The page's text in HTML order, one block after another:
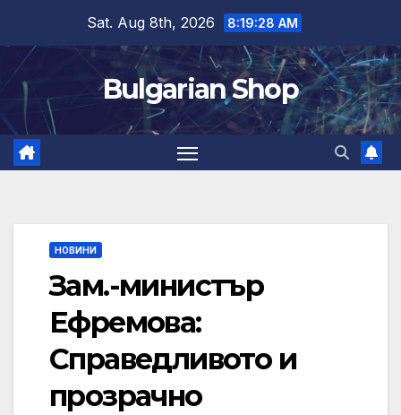
content
Sat. Aug 8th, 2026 8:19:29 AM
Bulgarian Shop
НОВИНИ
Зам.-министър
Ефремова:
Справедливото и
прозрачно